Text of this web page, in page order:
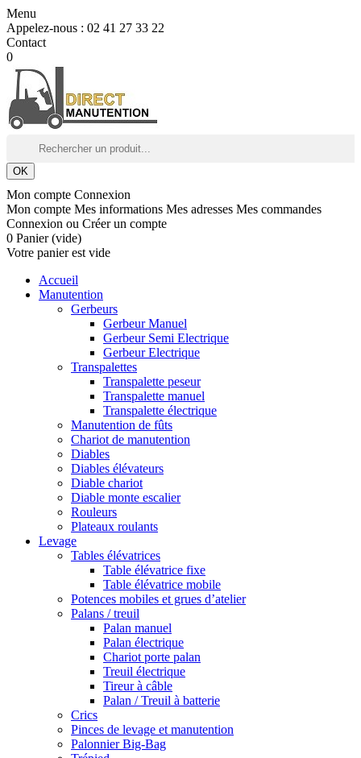
Menu
Appelez-nous : 02 41 27 33 22
Contact
0
OK
Mon compte Connexion
Mon compte Mes informations Mes adresses Mes commandes
Connexion ou Créer un compte
0 Panier (vide)
Votre panier est vide
Accueil
Manutention
Gerbeurs
Gerbeur Manuel
Gerbeur Semi Electrique
Gerbeur Electrique
Transpalettes
Transpalette peseur
Transpalette manuel
Transpalette électrique
Manutention de fûts
Chariot de manutention
Diables
Diables élévateurs
Diable chariot
Diable monte escalier
Rouleurs
Plateaux roulants
Levage
Tables élévatrices
Table élévatrice fixe
Table élévatrice mobile
Potences mobiles et grues d’atelier
Palans / treuil
Palan manuel
Palan électrique
Chariot porte palan
Treuil électrique
Tireur à câble
Palan / Treuil à batterie
Crics
Pinces de levage et manutention
Palonnier Big-Bag